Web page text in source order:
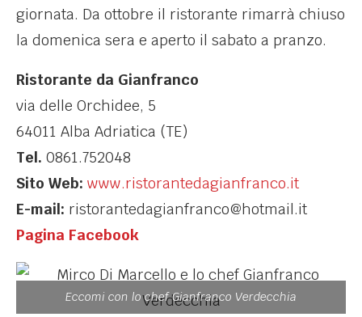
giornata. Da ottobre il ristorante rimarrà chiuso
la domenica sera e aperto il sabato a pranzo.
Ristorante da Gianfranco
via delle Orchidee, 5
64011 Alba Adriatica (TE)
Tel. 0861.752048
Sito Web: www.ristorantedagianfranco.it
E-mail: ristorantedagianfranco@hotmail.it
Pagina Facebook
Eccomi con lo chef Gianfranco Verdecchia